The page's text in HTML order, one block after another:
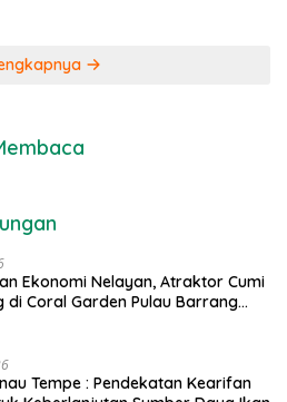
Ekonomi Nelayan, Atraktor Cumi
di Coral Garden Pulau Barrang
Tempe : Pendekatan Kearifan